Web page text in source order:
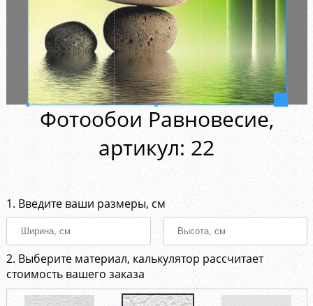
Фотообои Равновесие,
aртикул: 22
1. Введите ваши размеры, см
2. Выберите материал, калькулятор рассчитает
стоимость вашего заказа